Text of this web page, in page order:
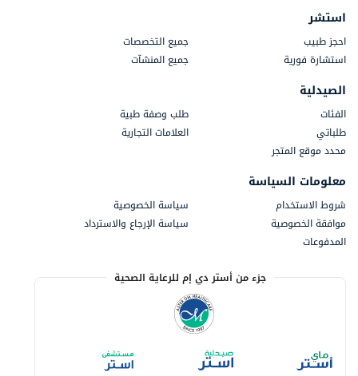
استشر
احجز طبيب
جميع التخصصات
استشارة فورية
جميع المنشآت
الصيدلية
الفئات
طلب وصفة طبية
طلباتي
العلامات التجارية
محدد موقع المتجر
معلومات السياسة
شروط الاستخدام
سياسة الخصوصية
موافقة الخصوصية
سياسة الإرجاع والاسترداد
المدفوعات
جزء من أستر دي إم للرعاية الصحية